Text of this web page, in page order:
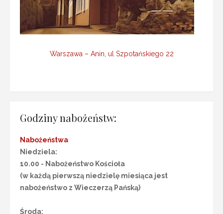
Warszawa – Anin, ul Szpotańskiego 22
Godziny nabożeństw:
Nabożeństwa
Niedziela:
10.00 - Nabożeństwo Kościoła
(w każdą pierwszą niedzielę miesiąca jest
nabożeństwo z Wieczerzą Pańską)
Środa: